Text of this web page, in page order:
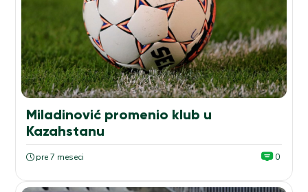
Miladinović promenio klub u
Kazahstanu
pre 7 meseci 0